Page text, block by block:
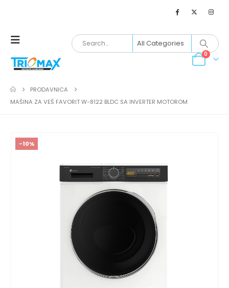
0
PRODAVNICA
MAŠINA ZA VEŠ FAVORIT W-8122 BLDC SA INVERTER MOTOROM
-10%